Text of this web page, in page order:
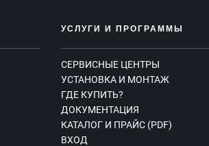
УСЛУГИ И ПРОГРАММЫ
СЕРВИСНЫЕ ЦЕНТРЫ
УСТАНОВКА И МОНТАЖ
ГДЕ КУПИТЬ?
ДОКУМЕНТАЦИЯ
КАТАЛОГ И ПРАЙС (PDF)
ВХОД